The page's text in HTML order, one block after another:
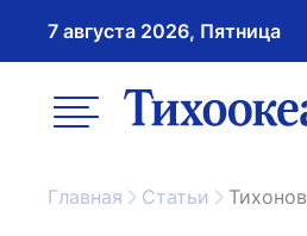
7 августа 2026, Пятница
меню
Главная Статьи